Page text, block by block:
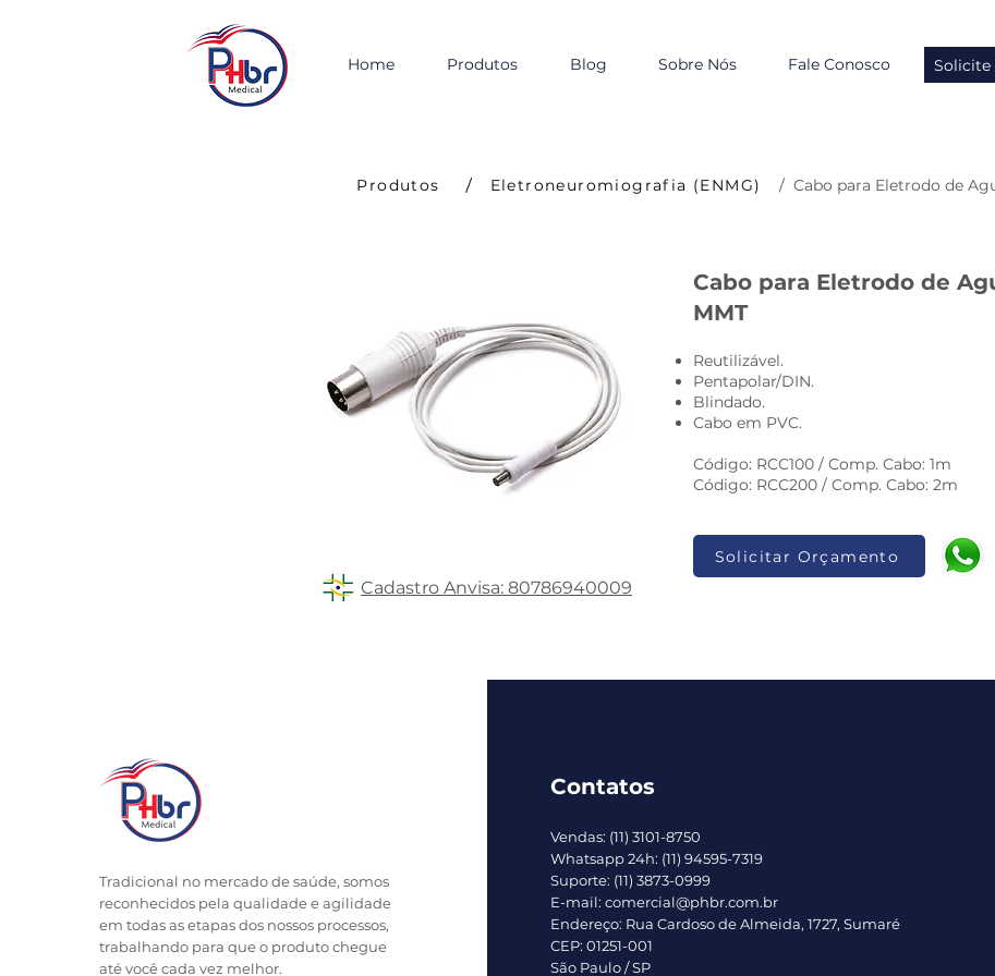
Home Produtos Blog Sobre Nós Fale Conosco Solicite
Produtos / Eletroneuromiografia (ENMG) / Cabo para Eletrodo de
Cadastro Anvisa: 80786940009
Cabo para Eletrodo de
MMT
Reutilizável.
Pentapolar/DIN.
Blindado.
Cabo em PVC.
Código: RCC100 / Comp. Cabo: 1m
Código: RCC200 / Comp. Cabo: 2m
Solicitar Orçamento
Tradicional no mercado de saúde, somos
reconhecidos pela qualidade e agilidade
em todas as etapas dos nossos processos,
trabalhando para que o produto chegue
até você cada vez melhor.
Contatos
Vendas: (11) 3101-8750
Whatsapp 24h: (11) 94595-7319
Suporte: (11) 3873-0999
E-mail: comercial@phbr.com.br
Endereço: Rua Cardoso de Almeida, 1727, Sumaré
CEP: 01251-001
São Paulo / SP